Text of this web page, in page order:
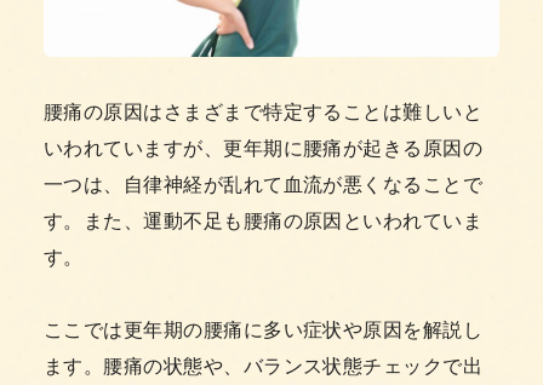
腰痛の原因はさまざまで特定することは難しいと
いわれていますが、更年期に腰痛が起きる原因の
一つは、自律神経が乱れて血流が悪くなることで
す。また、運動不足も腰痛の原因といわれていま
す。
ここでは更年期の腰痛に多い症状や原因を解説し
ます。腰痛の状態や、バランス状態チェックで出